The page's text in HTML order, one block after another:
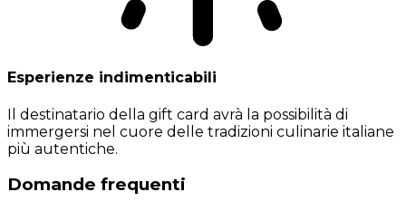
Esperienze indimenticabili
Il destinatario della gift card avrà la possibilità di
immergersi nel cuore delle tradizioni culinarie italiane
più autentiche.
Domande frequenti